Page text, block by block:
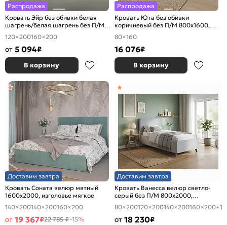
Распродажа
Кровать Эйр без обивки белая
шагрень/белая шагрень без П/М
1200x2000, ортопедическое
основание, изголовье жесткое
120×200160×200
от 5 094₽
В корзину
Распродажа
Кровать Юта без обивки
коричневый без П/М 800x1600,
изголовье жесткое
80×160
16 076₽
В корзину
Доставим завтра
Кровать Соната велюр мятный
1600x2000, изголовье мягкое
140×200140×200160×200
от 19 367₽22 785 ₽-15%
Доставим завтра
Кровать Ванесса велюр светло-
серый без П/М 800x2000,
изголовье мягкое
80×200120×200140×200160×200+1
от 18 230₽